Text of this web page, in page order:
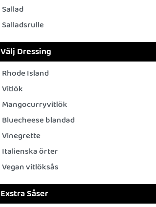
Sallad
Salladsrulle
Välj Dressing
Rhode Island
Vitlök
Mangocurryvitlök
Bluecheese blandad
Vinegrette
Italienska örter
Vegan vitlöksås
Exstra Såser